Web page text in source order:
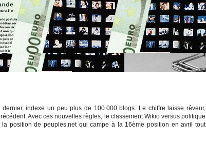
indexe un peu plus de 100.000 blogs. Le chiffre laisse rêveur,
Avec ces nouvelles règles, le classement Wikio versus politique
position de peuples.net qui campe à la 16ème position en avril tout